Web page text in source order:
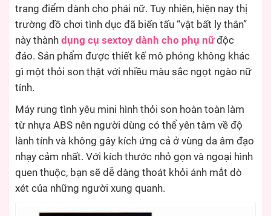
trang điểm dành cho phái nữ. Tuy nhiên, hiện nay thị
trường đồ chơi tình dục đã biến tấu “vật bất ly thân”
này thành dụng cụ sextoy dành cho phụ nữ độc
đáo. Sản phẩm được thiết kế mô phỏng không khác
gì một thỏi son thật với nhiều màu sắc ngọt ngào nữ
tính.
Máy rung tình yêu mini hình thỏi son hoàn toàn làm
từ nhựa ABS nên người dùng có thể yên tâm về độ
lành tính và không gây kích ứng cả ở vùng da âm đạo
nhạy cảm nhất. Với kích thước nhỏ gọn và ngoại hình
quen thuộc, bạn sẽ dễ dàng thoát khỏi ánh mắt dò
xét của những người xung quanh.